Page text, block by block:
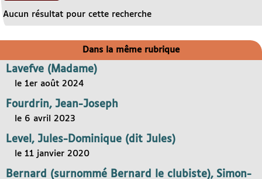
Aucun résultat pour cette recherche
Dans la même rubrique
Lavefve (Madame)
le 1er août 2024
Fourdrin, Jean-Joseph
le 6 avril 2023
Level, Jules-Dominique (dit Jules)
le 11 janvier 2020
Bernard (surnommé Bernard le clubiste), Simon-